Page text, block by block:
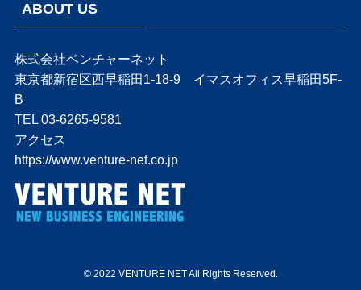
ABOUT US
株式会社ベンチャーネット
東京都新宿区西早稲田1-18-9 イマスオフィス早稲田5F-
B
TEL 03-6265-9581
アクセス
https://www.venture-net.co.jp
©2022 VENTURE NET All Rights Reserved.